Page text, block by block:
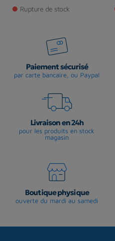
Rupture de stock
Paiement sécurisé
par carte bancaire, ou Paypal
Livraison en 24h
pour les produits en stock
magasin
Boutique physique
ouverte du mardi au samedi